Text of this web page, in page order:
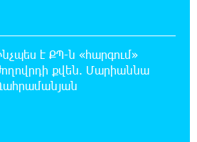
08-2026
է նախաձեռնված քրեական
շրջանակներում
2026
ու Թրամփը հեռախոսազրույց
է ՔՊ-ն «հարգում»
քվեն. Մարիաննա